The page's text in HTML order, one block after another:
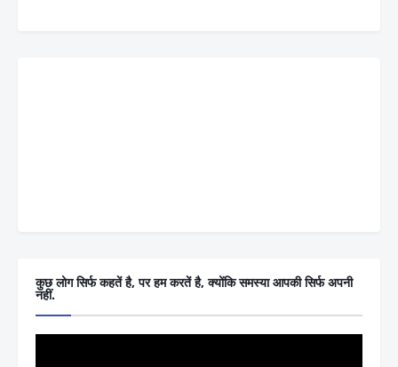
कुछ लोग सिर्फ कहतें है, पर हम करतें है, क्योंकि समस्या आपकी सिर्फ अपनी
नहीं.